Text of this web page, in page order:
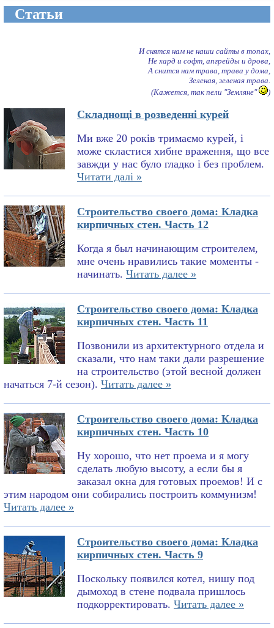
Cтатьи
И снятся нам не наши сайты в топах,
Не хард и софт, апгрейды и дрова,
А снится нам трава, трава у дома,
Зеленая, зеленая трава.
(Кажется, так пели "Земляне"
)
Складнощі в розведенні курей
Ми вже 20 років тримаємо курей, і
може скластися хибне враження, що все
завжди у нас було гладко і без проблем.
Читати далі »
Строительство своего дома: Кладка
кирпичных стен. Часть 12
Когда я был начинающим строителем,
мне очень нравились такие моменты -
начинать. Читать далее »
Строительство своего дома: Кладка
кирпичных стен. Часть 11
Позвонили из архитектурного отдела и
сказали, что нам таки дали разрешение
на строительство (этой весной должен
начаться 7-й сезон). Читать далее »
Строительство своего дома: Кладка
кирпичных стен. Часть 10
Ну хорошо, что нет проема и я могу
сделать любую высоту, а если бы я
заказал окна для готовых проемов! И с
этим народом они собирались построить коммунизм!
Читать далее »
Строительство своего дома: Кладка
кирпичных стен. Часть 9
Поскольку появился котел, нишу под
дымоход в стене подвала пришлось
подкорректировать. Читать далее »